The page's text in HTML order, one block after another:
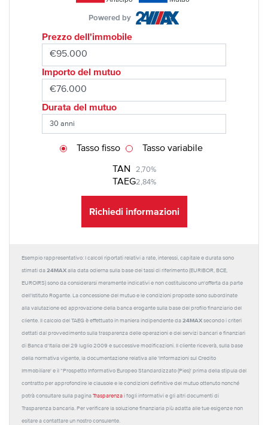
Powered by
Prezzo dell'immobile
Importo del mutuo
Durata del mutuo
TAN 2,70%
TAEG2,84%
Tasso fisso Tasso variabile
Richiedi informazioni
Esempio rappresentativo: I calcoli riportati relativi a rate, interessi, capitale e durata sono
stimati da 24MAX alla data odierna sulla base dei tassi di riferimento (EURIBOR, BCE,
EUROIRS) sono da considerarsi meramente indicativi e non costituiscono un'offerta da parte
dell'Istituto Rogante. La concessione del mutuo e le condizioni proposte sono subordinate
alla valutazione ed approvazione della banca erogante sulla base del profilo finanziario del
cliente. Il calcolo del TAEG è effettuato in maniera indipendente da 24MAX secondo i criteri
dettati dal provvedimento sulla trasparenza delle operazioni e dei servizi bancari e finanziari
di Banca d'Italia del 29 luglio 2009 e successive modificazioni. Il cliente riceverà, sulla base
della normativa vigente, la documentazione relativa alle 'Informazioni sul Credito
Immobiliare' e il “Prospetto Informativo Europeo Standardizzato (Pies)' prima della stipula del
contratto per approfondire le clausole e le condizioni definitive del mutuo ottenuto nonché
potrà consultare sulla pagina Trasparenza i fogli informativi e gli altri documenti di
Trasparenza bancaria. Per verificare la soluzione finanziaria più adatta alle tue esigenze non
esitare a contattare un nostro consulente.